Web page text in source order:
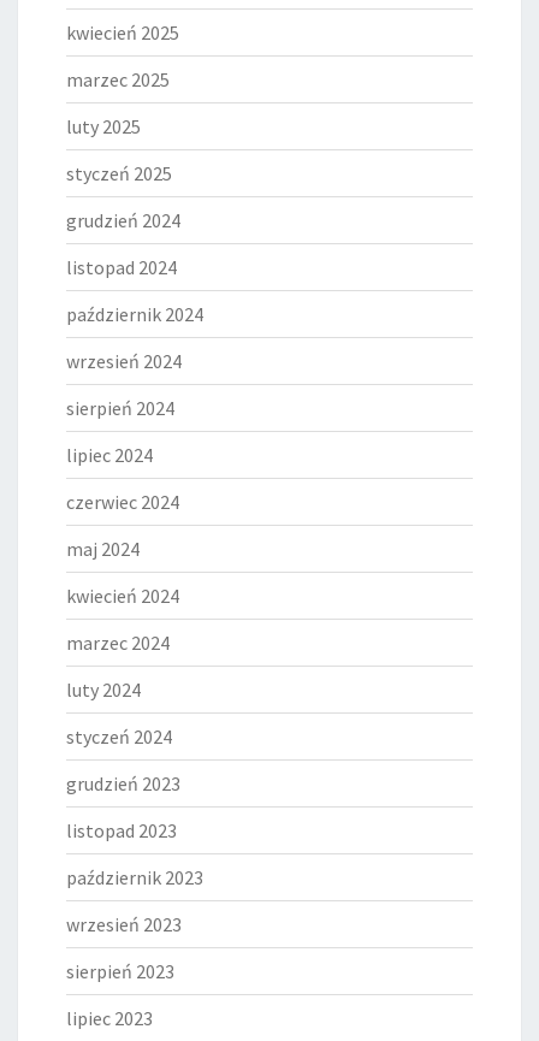
kwiecień 2025
marzec 2025
luty 2025
styczeń 2025
grudzień 2024
listopad 2024
październik 2024
wrzesień 2024
sierpień 2024
lipiec 2024
czerwiec 2024
maj 2024
kwiecień 2024
marzec 2024
luty 2024
styczeń 2024
grudzień 2023
listopad 2023
październik 2023
wrzesień 2023
sierpień 2023
lipiec 2023